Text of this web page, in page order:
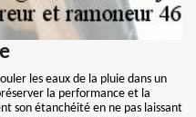
les eaux de la pluie dans un
la performance et la
son étanchéité en ne pas laissant